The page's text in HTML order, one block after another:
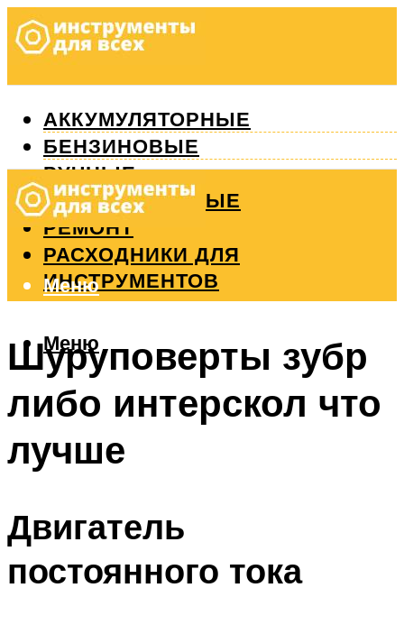
АККУМУЛЯТОРНЫЕ
БЕНЗИНОВЫЕ
РУЧНЫЕ
ИЗМЕРИТЕЛЬНЫЕ
РЕМОНТ
РАСХОДНИКИ ДЛЯ
ИНСТРУМЕНТОВ
Меню
Меню
Шуруповерты зубр
либо интерскол что
лучше
Двигатель
постоянного тока